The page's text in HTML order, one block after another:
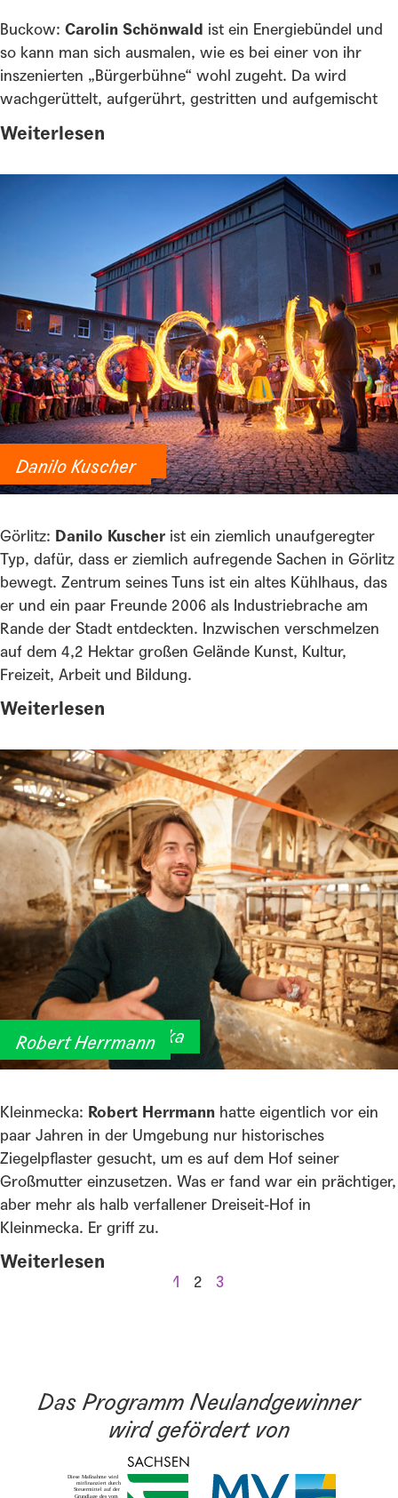
Buckow: Carolin Schönwald ist ein Energiebündel und
so kann man sich ausmalen, wie es bei einer von ihr
inszenierten „Bürgerbühne“ wohl zugeht. Da wird
wachgerüttelt, aufgerührt, gestritten und aufgemischt
Weiterlesen
Danilo Kuscher
Kühlhaus Kolonie
Görlitz: Danilo Kuscher ist ein ziemlich unaufgeregter
Typ, dafür, dass er ziemlich aufregende Sachen in Görlitz
bewegt. Zentrum seines Tuns ist ein altes Kühlhaus, das
er und ein paar Freunde 2006 als Industriebrache am
Rande der Stadt entdeckten. Inzwischen verschmelzen
auf dem 4,2 Hektar großen Gelände Kunst, Kultur,
Freizeit, Arbeit und Bildung.
Weiterlesen
Robert Herrmann
Kulturhof Kleinmecka
Kleinmecka: Robert Herrmann hatte eigentlich vor ein
paar Jahren in der Umgebung nur historisches
Ziegelpflaster gesucht, um es auf dem Hof seiner
Großmutter einzusetzen. Was er fand war ein prächtiger,
aber mehr als halb verfallener Dreiseit-Hof in
Kleinmecka. Er griff zu.
Weiterlesen
1 2 3
Das Programm Neulandgewinner
wird gefördert von